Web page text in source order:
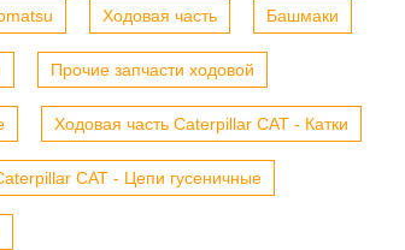
Ходовая часть Башмаки
Прочие запчасти ходовой
Ходовая часть Caterpillar CAT - Катки
CAT - Цепи гусеничные